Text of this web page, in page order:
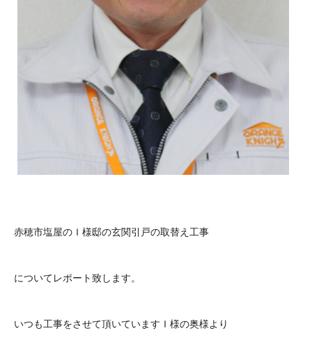
赤穂市塩屋のＩ様邸の玄関引戸の取替え工事
についてレポート致します。
いつも工事をさせて頂いていますＩ様の奥様より